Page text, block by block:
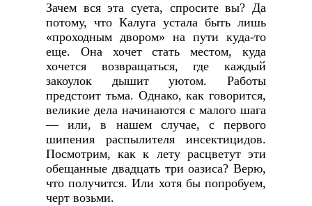
Зачем вся эта суета, спросите вы? Да
потому, что Калуга устала быть лишь
«проходным двором» на пути куда-то
еще. Она хочет стать местом, куда
хочется возвращаться, где каждый
закоулок дышит уютом. Работы
предстоит тьма. Однако, как говорится,
великие дела начинаются с малого шага
— или, в нашем случае, с первого
шипения распылителя инсектицидов.
Посмотрим, как к лету расцветут эти
обещанные двадцать три оазиса? Верю,
что получится. Или хотя бы попробуем,
черт возьми.